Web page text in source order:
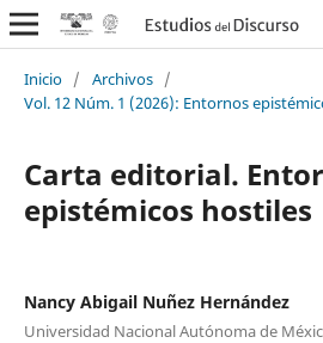
Inicio / Archivos /
Vol. 12 Núm. 1 (2026): Entornos
Carta editorial.
epistémicos hostiles
Nancy Abigail Nuñez Hernández
Universidad Nacional Autónoma de